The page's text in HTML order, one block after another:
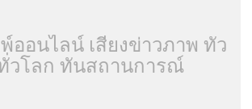
ออนไลน์ เสียงข่าวภาพ ทั่ว
วโลก ทันสถานการณ์